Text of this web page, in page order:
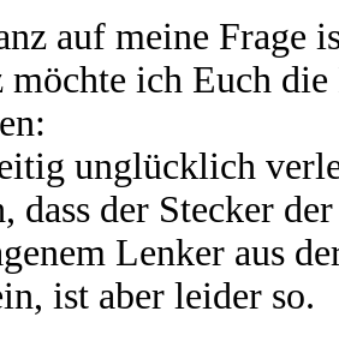
auf meine Frage
möchte ich Euch
unglücklich
dass der Stecker
Lenker aus
ist aber leider so.